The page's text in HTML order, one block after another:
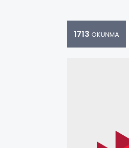
1713 OKUNMA